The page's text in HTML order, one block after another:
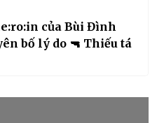
của Bùi Đình
bố lý do 🔫 Thiếu tá